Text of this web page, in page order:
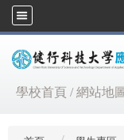
學校首頁 /網站地圖